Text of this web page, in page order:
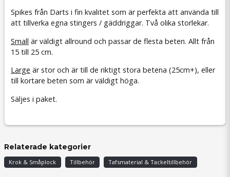
Spikes från Darts i fin kvalitet som är perfekta att använda till
att tillverka egna stingers / gäddriggar. Två olika storlekar.
Small är väldigt allround och passar de flesta beten. Allt från
15 till 25 cm.
Large är stor och är till de riktigt stora betena (25cm+), eller
till kortare beten som är väldigt höga.
Säljes i paket.
Relaterade kategorier
Krok & Småplock Tillbehör Tafsmaterial & Tackeltillbehör